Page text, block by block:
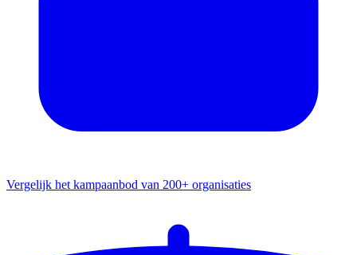
Vergelijk het kampaanbod van 200+ organisaties